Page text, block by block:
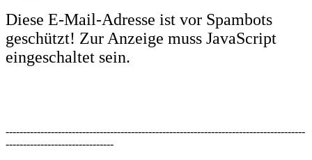
Diese E-Mail-Adresse ist vor Spambots
geschützt! Zur Anzeige muss JavaScript
eingeschaltet sein.
--------------------------------------------------------------------------------------
-------------------------------